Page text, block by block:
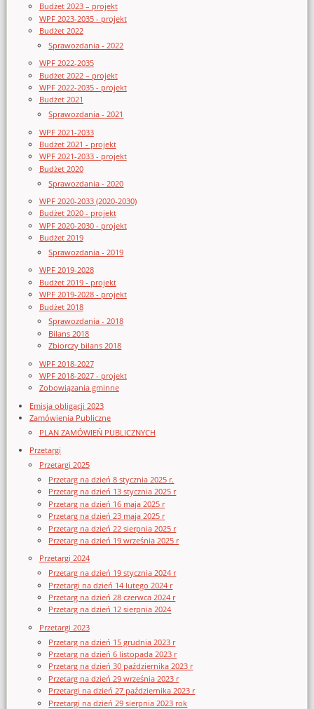
Budżet 2023 – projekt
WPF 2023-2035 - projekt
Budżet 2022
Sprawozdania - 2022
WPF 2022-2035
Budżet 2022 – projekt
WPF 2022-2035 - projekt
Budżet 2021
Sprawozdania - 2021
WPF 2021-2033
Budżet 2021 - projekt
WPF 2021-2033 - projekt
Budżet 2020
Sprawozdania - 2020
WPF 2020-2033 (2020-2030)
Budżet 2020 - projekt
WPF 2020-2030 - projekt
Budżet 2019
Sprawozdania - 2019
WPF 2019-2028
Budżet 2019 - projekt
WPF 2019-2028 - projekt
Budżet 2018
Sprawozdania - 2018
Bilans 2018
Zbiorczy bilans 2018
WPF 2018-2027
WPF 2018-2027 - projekt
Zobowiązania gminne
Emisja obligacji 2023
Zamówienia Publiczne
PLAN ZAMÓWIEŃ PUBLICZNYCH
Przetargi
Przetargi 2025
Przetarg na dzień 8 stycznia 2025 r.
Przetarg na dzień 13 stycznia 2025 r
Przetarg na dzień 16 maja 2025 r
Przetarg na dzień 23 maja 2025 r
Przetarg na dzień 22 sierpnia 2025 r
Przetarg na dzień 19 września 2025 r
Przetargi 2024
Przetarg na dzień 19 stycznia 2024 r
Przetargi na dzień 14 lutego 2024 r
Przetarg na dzień 28 czerwca 2024 r
Przetarg na dzień 12 sierpnia 2024
Przetargi 2023
Przetarg na dzień 15 grudnia 2023 r
Przetarg na dzień 6 listopada 2023 r
Przetarg na dzień 30 października 2023 r
Przetarg na dzień 29 września 2023 r
Przetargi na dzień 27 października 2023 r
Przetargi na dzień 29 sierpnia 2023 rok